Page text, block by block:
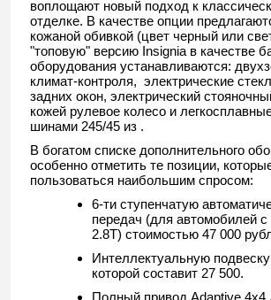
воплощают новый подход к
отделке. В качестве опции
кожаной обивкой (цвет черный или
"топовую" версию Insignia в качестве
оборудования устанавливаются:
климат-контроля, электрические
задних окон, электрический
кожей рулевое колесо и
шинами 245/45 из .
В богатом списке дополнительного
особенно отметить те позиции,
пользоваться наибольшим спросом:
6-ти ступенчатую
передач (для автомобилей с
2.8T) стоимостью 47 000
Интеллектуальную
которой составит 27 500.
Полный привод Adaptive 4x4